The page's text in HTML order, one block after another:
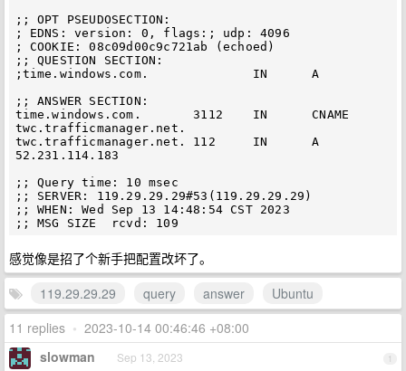
;; OPT PSEUDOSECTION:
; EDNS: version: 0, flags:; udp: 4096
; COOKIE: 08c09d00c9c721ab (echoed)
;; QUESTION SECTION:
;time.windows.com.              IN      A
;; ANSWER SECTION:
time.windows.com.       3112    IN      CNAME
twc.trafficmanager.net.
twc.trafficmanager.net. 112     IN      A
52.231.114.183
;; Query time: 10 msec
;; SERVER: 119.29.29.29#53(119.29.29.29)
;; WHEN: Wed Sep 13 14:48:54 CST 2023
感觉像是招了个新手把配置改坏了。
119.29.29.29
query answer
Ubuntu
11 replies • 2023-10-14 00:46:46 +08:00
1
slowman Sep 13, 2023